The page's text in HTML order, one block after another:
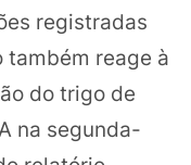
registradas
também reage à
do trigo de
na segunda-